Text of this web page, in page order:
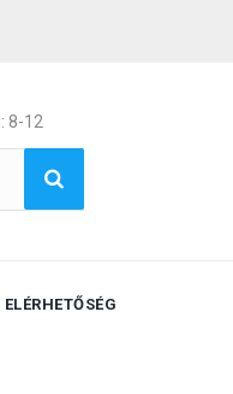
8-12
ELÉRHETŐSÉG